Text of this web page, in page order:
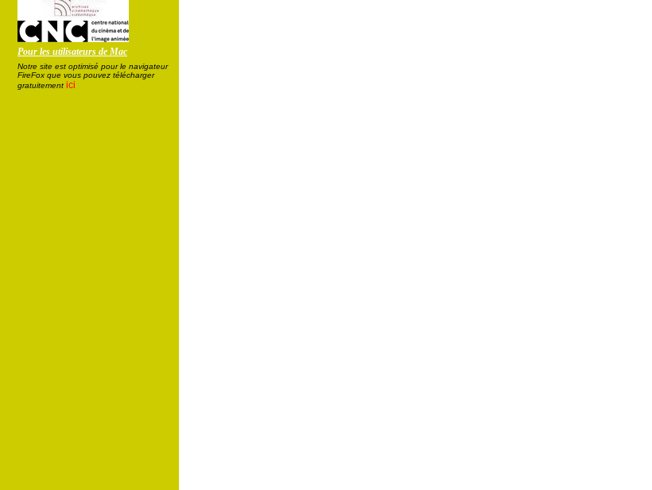
Pour les utilisateurs de Mac
Notre site est optimisé pour le navigateur
FireFox que vous pouvez télécharger
gratuitement ici